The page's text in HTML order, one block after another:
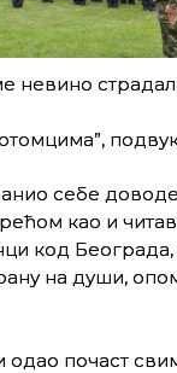
себе
као и
код
на души,
почаст